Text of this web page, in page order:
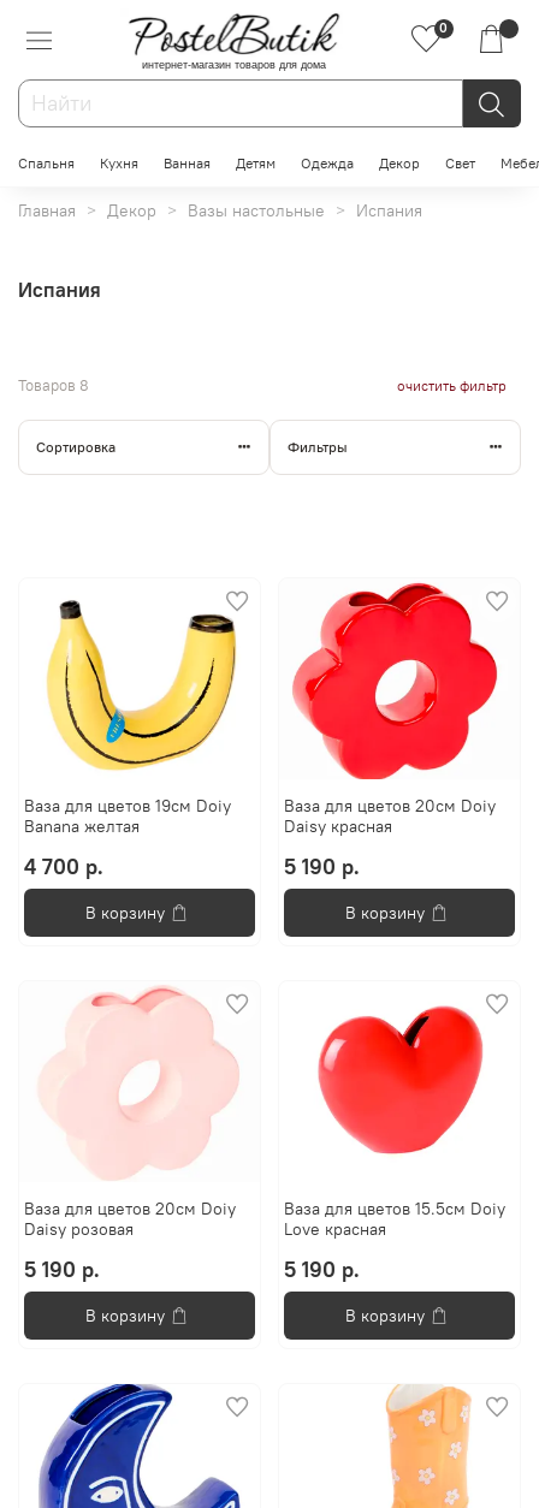
интернет-магазин товаров для дома
0
Спальня Кухня Ванная Детям Одежда Декор Свет
Главная Декор Вазы настольные Испания
Испания
Товаров 8 очистить фильтр
Сортировка Фильтры
Ваза для цветов 19см Doiy
Banana желтая
4 700 р.
В корзину
Ваза для цветов 20см Doiy
Daisy красная
5 190 р.
В корзину
Ваза для цветов 20см Doiy
Daisy розовая
5 190 р.
В корзину
Ваза для цветов 15.5см Doiy
Love красная
5 190 р.
В корзину